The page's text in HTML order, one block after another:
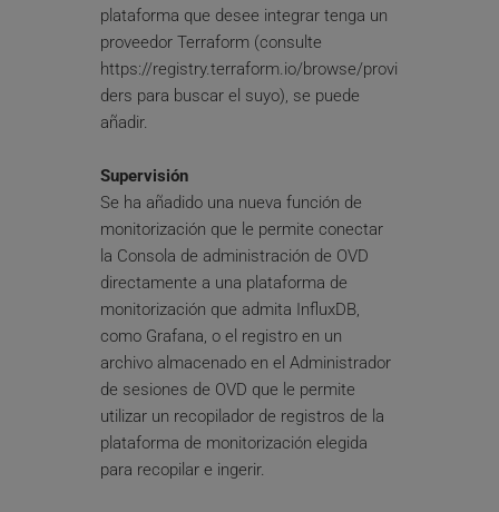
plataforma que desee integrar tenga un
proveedor Terraform (consulte
https://registry.terraform.io/browse/provi
ders para buscar el suyo), se puede
añadir.
Supervisión
Se ha añadido una nueva función de
monitorización que le permite conectar
la Consola de administración de OVD
directamente a una plataforma de
monitorización que admita InfluxDB,
como Grafana, o el registro en un
archivo almacenado en el Administrador
de sesiones de OVD que le permite
utilizar un recopilador de registros de la
plataforma de monitorización elegida
para recopilar e ingerir.